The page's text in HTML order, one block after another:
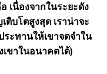
เนื่องจากในระยะดัง
บโตสูงสุด เราน่าจะ
ะทานให้เขาจดจำใน
ขาในอนาคตได้)